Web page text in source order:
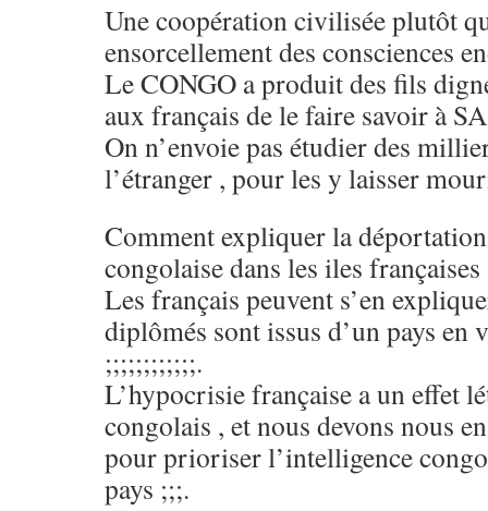
Une coopération civilisée plutôt
ensorcellement des consciences
Le CONGO a produit des fils
aux français de le faire savoir à
On n’envoie pas étudier des
l’étranger , pour les y laisser
Comment expliquer la
congolaise dans les iles françaises
Les français peuvent s’en
diplômés sont issus d’un pays en
;;;;;;;;;;;;.
L’hypocrisie française a un effet
congolais , et nous devons nous
pour prioriser l’intelligence
pays ;;;.